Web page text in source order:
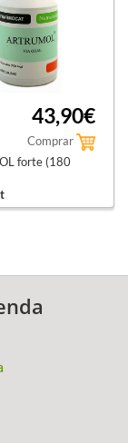
43,90€
Comprar
forte (180